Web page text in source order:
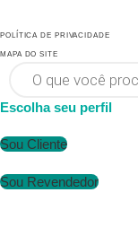
POLÍTICA DE PRIVACIDADE
MAPA DO SITE
produtos
Escolha seu perfil
Sou Cliente
Sou Revendedor